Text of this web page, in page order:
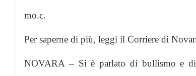
mo.c.
Per saperne di più, leggi il Corriere di
NOVARA – Si è parlato di bullismo e di